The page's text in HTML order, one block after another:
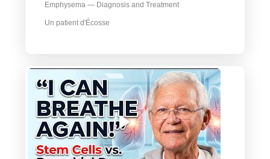
Emphysema — Diagnosis and Treatment
Un patient d'Écosse